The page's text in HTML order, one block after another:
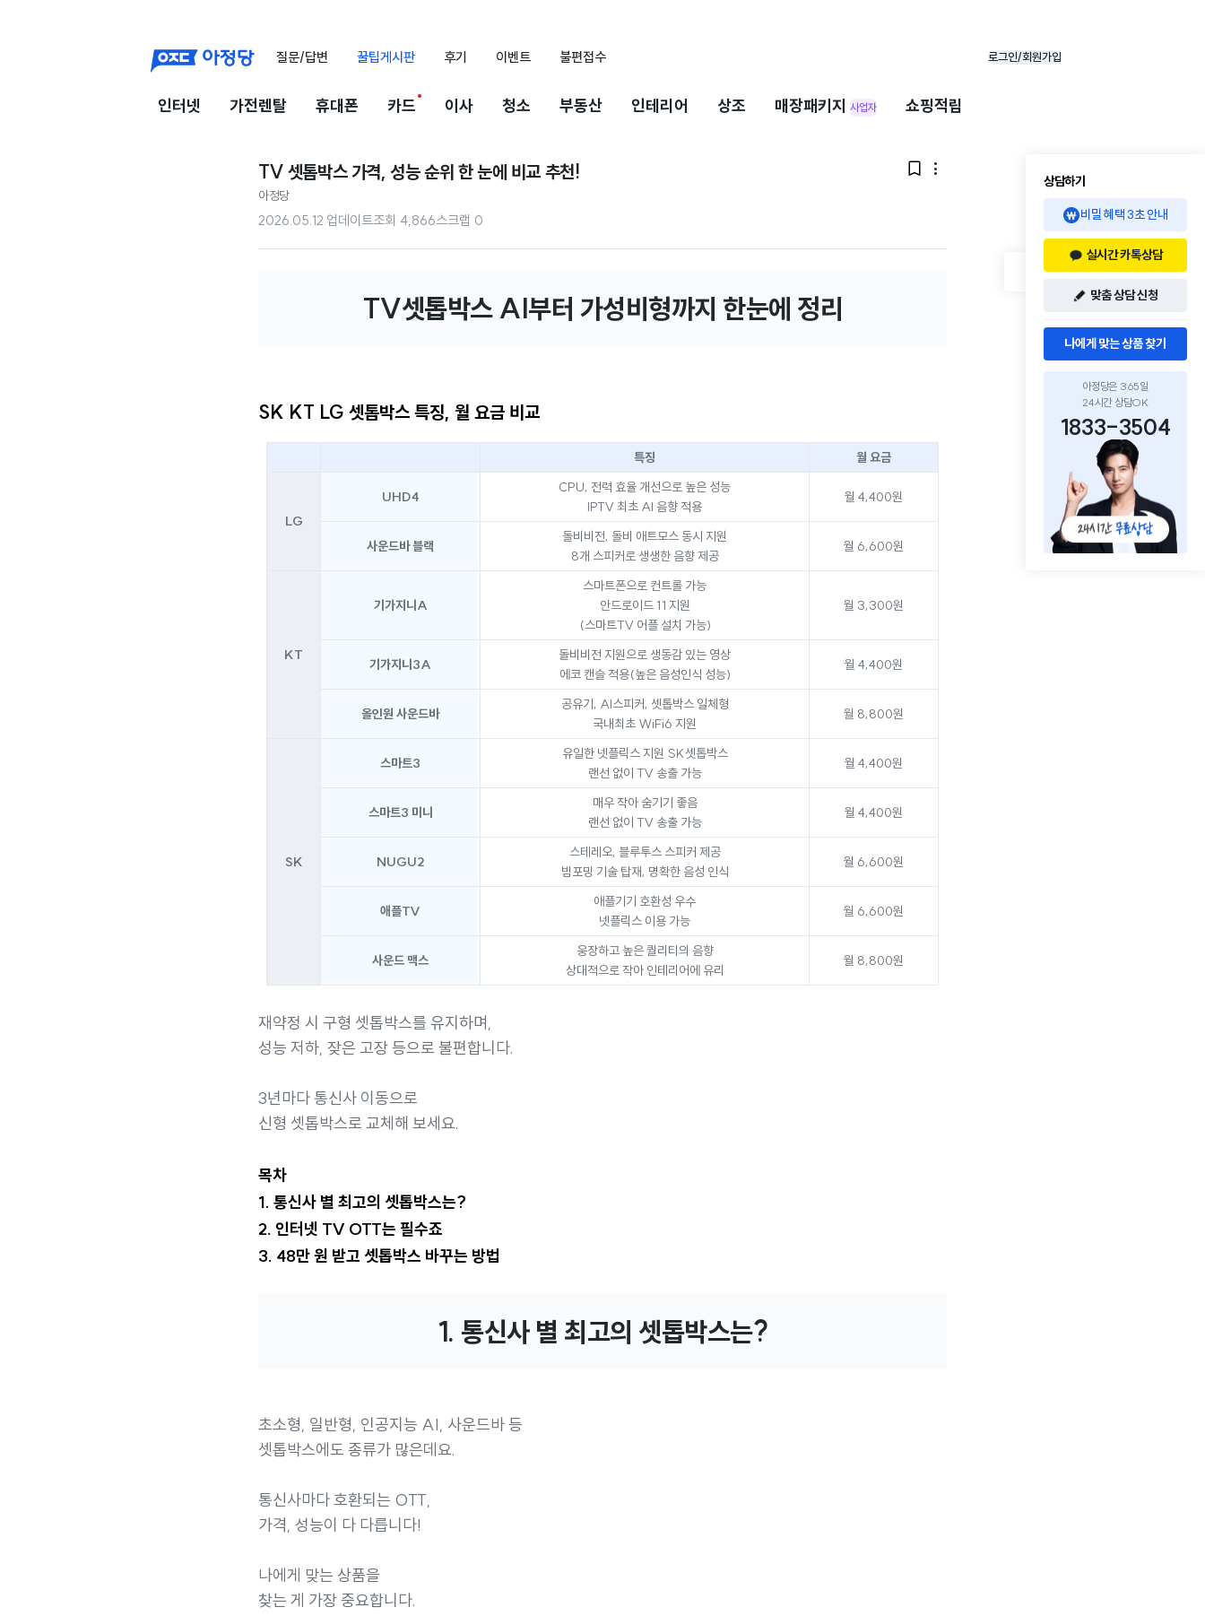
질문/답변 꿀팁게시판 후기 이벤트 불편접수 로그인/회원가입
인터넷 가전렌탈 휴대폰 카드 이사 청소 부동산 인테리어 상조 매장패키지 사업자 쇼핑적립
TV 셋톱박스 가격, 성능 순위 한 눈에 비교 추천!  
아정당
2026.05.12 업데이트조회 4,866스크랩 0
TV셋톱박스 AI부터 가성비형까지 한눈에 정리
SK KT LG 셋톱박스 특징, 월 요금 비교
특징 월 요금
LG
UHD4
CPU, 전력 효율 개선으로 높은 성능
IPTV 최초 AI 음향 적용
월 4,400원
사운드바 블랙
돌비비전, 돌비 애트모스 동시 지원
8개 스피커로 생생한 음향 제공
월 6,600원
KT
기가지니A
스마트폰으로 컨트롤 가능
안드로이드 11 지원
(스마트TV 어플 설치 가능)
월 3,300원
기가지니3A
돌비비전 지원으로 생동감 있는 영상
에코 캔슬 적용(높은 음성인식 성능)
월 4,400원
올인원 사운드바
공유기, AI스피커, 셋톱박스 일체형
국내최초 WiFi6 지원
월 8,800원
SK
스마트3
유일한 넷플릭스 지원 SK셋톱박스
랜선 없이 TV 송출 가능
월 4,400원
스마트3 미니
매우 작아 숨기기 좋음
랜선 없이 TV 송출 가능
월 4,400원
NUGU2
스테레오, 블루투스 스피커 제공
빔포밍 기술 탑재, 명확한 음성 인식
월 6,600원
애플TV
애플기기 호환성 우수
넷플릭스 이용 가능
월 6,600원
사운드 맥스
웅장하고 높은 퀄리티의 음향
상대적으로 작아 인테리어에 유리
월 8,800원
재약정 시 구형 셋톱박스를 유지하며,
성능 저하, 잦은 고장 등으로 불편합니다.
3년마다 통신사 이동으로
신형 셋톱박스로 교체해 보세요.
목차
1. 통신사 별 최고의 셋톱박스는?
2. 인터넷 TV OTT는 필수죠
3. 48만 원 받고 셋톱박스 바꾸는 방법
1. 통신사 별 최고의 셋톱박스는?
초소형, 일반형, 인공지능 AI, 사운드바 등
셋톱박스에도 종류가 많은데요.
통신사마다 호환되는 OTT,
가격, 성능이 다 다릅니다!
나에게 맞는 상품을
찾는 게 가장 중요합니다.
상담하기
비밀 혜택 3초 안내
실시간 카톡상담
맞춤 상담 신청
나에게 맞는 상품 찾기
아정당은 365일
24시간 상담OK
1833-3504